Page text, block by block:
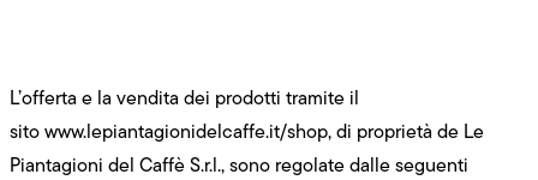
L’offerta e la vendita dei prodotti tramite il
sitowww.lepiantagionidelcaffe.it/shop, di proprietà de Le
Piantagioni del Caffè S.r.l., sono regolate dalle seguenti